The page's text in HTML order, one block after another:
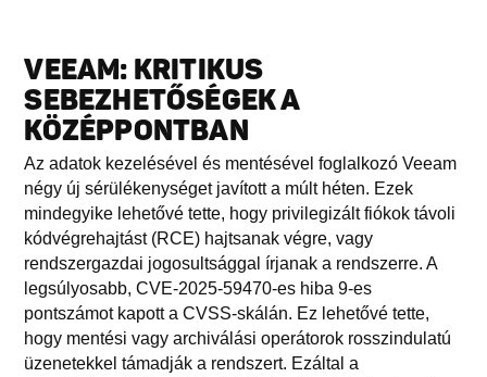
VEEAM: KRITIKUS
SEBEZHETŐSÉGEK A
KÖZÉPPONTBAN
Az adatok kezelésével és mentésével foglalkozó Veeam
négy új sérülékenységet javított a múlt héten. Ezek
mindegyike lehetővé tette, hogy privilegizált fiókok távoli
kódvégrehajtást (RCE) hajtsanak végre, vagy
rendszergazdai jogosultsággal írjanak a rendszerre. A
legsúlyosabb, CVE-2025-59470-es hiba 9-es
pontszámot kapott a CVSS-skálán. Ez lehetővé tette,
hogy mentési vagy archiválási operátorok rosszindulatú
üzenetekkel támadják a rendszert. Ezáltal a